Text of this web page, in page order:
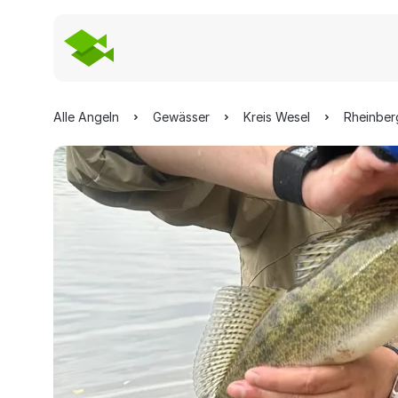
Alle Angeln Gewässer Kreis Wesel